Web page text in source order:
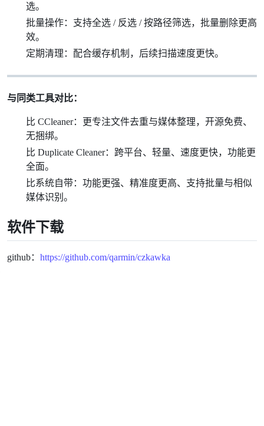
选。
批量操作：支持全选 / 反选 / 按路径筛选，批量删除更高
效。
定期清理：配合缓存机制，后续扫描速度更快。
与同类工具对比：
比 CCleaner：更专注文件去重与媒体整理，开源免费、
无捆绑。
比 Duplicate Cleaner：跨平台、轻量、速度更快，功能更
全面。
比系统自带：功能更强、精准度更高、支持批量与相似
媒体识别。
软件下载
github： https://github.com/qarmin/czkawka